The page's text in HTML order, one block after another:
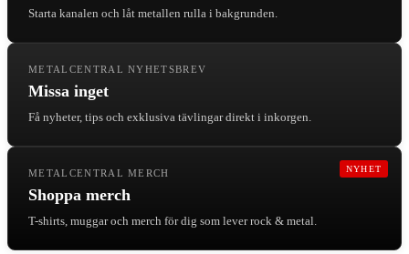
Starta kanalen och låt metallen rulla i bakgrunden.
METALCENTRAL NYHETSBREV
Missa inget
Få nyheter, tips och exklusiva tävlingar direkt i inkorgen.
NYHET
METALCENTRAL MERCH
Shoppa merch
T-shirts, muggar och merch för dig som lever rock & metal.